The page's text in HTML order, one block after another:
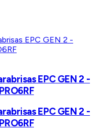
EPC GEN 2 -
EPC GEN 2 -